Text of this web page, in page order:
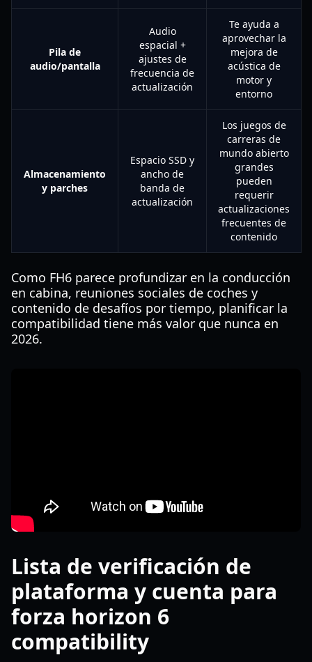
Pila de
audio/pantalla
Audio
espacial +
ajustes de
frecuencia de
actualización
Te ayuda a
aprovechar la
mejora de
acústica de
motor y
entorno
Almacenamiento
y parches
Espacio SSD y
ancho de
banda de
actualización
Los juegos de
carreras de
mundo abierto
grandes
pueden
requerir
actualizaciones
frecuentes de
contenido
Como FH6 parece profundizar en la conducción
en cabina, reuniones sociales de coches y
contenido de desafíos por tiempo, planificar la
compatibilidad tiene más valor que nunca en
2026.
Lista de verificación de
plataforma y cuenta para
forza horizon 6
compatibility